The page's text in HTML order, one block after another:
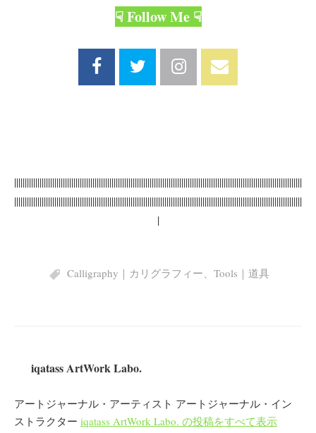
☟ Follow Me ☟
||||||||||||||||||||||||||||||||||||||||||||||||||||||||||||||||||||||||||||||||||||||||||||||||||||||||||||||||||||||||||||||||||||||||
||||||||||||||||||||||||||||||||||||||||||||||||||||||||||||||||||||||||||||||||||||||||||||||||||||||||||||||||||||||||||||||||||||||||
|
Calligraphy｜カリグラフィー、 Tools｜道具
iqatass ArtWork Labo.
アートジャーナル・アーティスト アートジャーナル・イン
ストラクター iqatass ArtWork Labo. の投稿をすべて表示